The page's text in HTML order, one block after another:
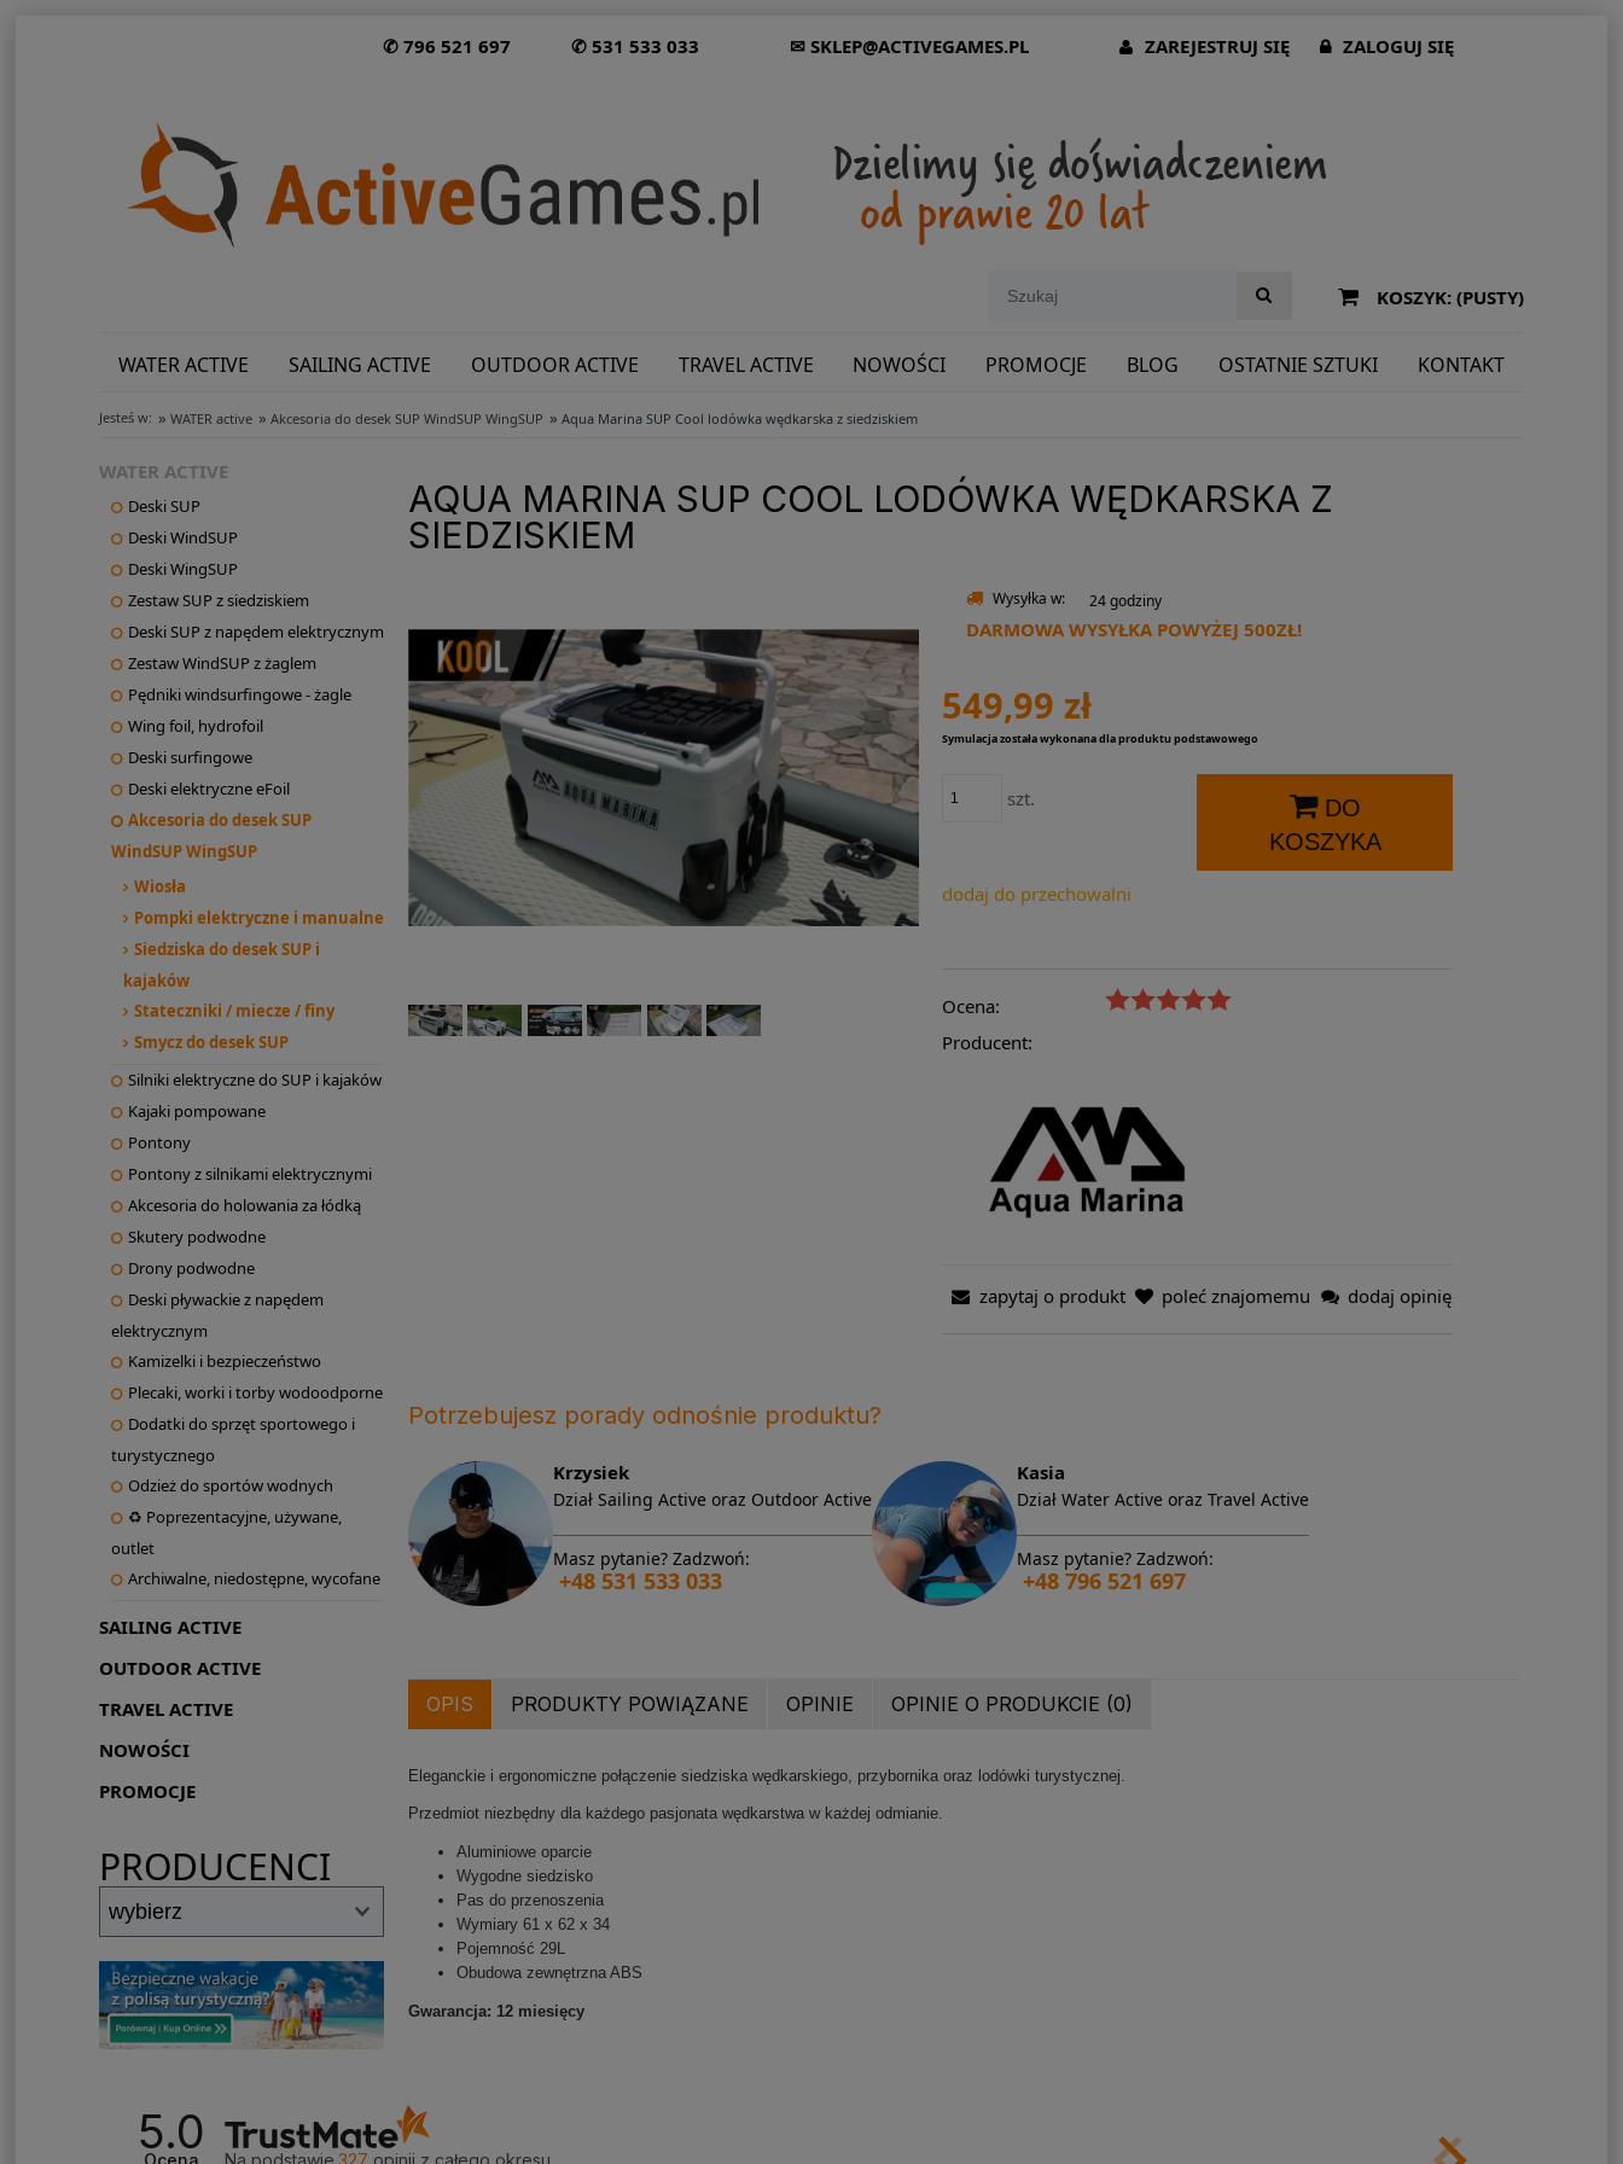
✆ 796 521 697 ✆ 531 533 033 ✉ SKLEP@ACTIVEGAMES.PL ZAREJESTRUJ SIĘ ZALOGUJ SIĘ
KOSZYK: (PUSTY)
WATER ACTIVE SAILING ACTIVE OUTDOOR ACTIVE TRAVEL ACTIVE NOWOŚCI PROMOCJE BLOG OSTATNIE SZTUKI KONTAKT
SHOWROOM: ODWIEDŹ NAS NA ŚLĄSKU!
Jesteś w: » WATER active » Akcesoria do desek SUP WindSUP WingSUP » Aqua Marina SUP Cool lodówka wędkarska z siedziskiem
WATER ACTIVE
Deski SUP
Deski WindSUP
Deski WingSUP
Zestaw SUP z siedziskiem
Deski SUP z napędem elektrycznym
Zestaw WindSUP z żaglem
Pędniki windsurfingowe - żagle
Wing foil, hydrofoil
Deski surfingowe
Deski elektryczne eFoil
Akcesoria do desek SUP
WindSUP WingSUP
Wiosła
Pompki elektryczne i manualne
Siedziska do desek SUP i
kajaków
Stateczniki / miecze / finy
Smycz do desek SUP
Silniki elektryczne do SUP i kajaków
Kajaki pompowane
Pontony
Pontony z silnikami elektrycznymi
Akcesoria do holowania za łódką
Skutery podwodne
Drony podwodne
Deski pływackie z napędem
elektrycznym
Kamizelki i bezpieczeństwo
Plecaki, worki i torby wodoodporne
Dodatki do sprzęt sportowego i
turystycznego
Odzież do sportów wodnych
♻ Poprezentacyjne, używane,
outlet
Archiwalne, niedostępne, wycofane
SAILING ACTIVE
OUTDOOR ACTIVE
TRAVEL ACTIVE
NOWOŚCI
PROMOCJE
PRODUCENCI
AQUA MARINA SUP COOL LODÓWKA WĘDKARSKA Z
SIEDZISKIEM
Wysyłka w: 24 godziny
DARMOWA WYSYŁKA POWYŻEJ 500ZŁ!
549,99 zł
Symulacja została wykonana dla produktu podstawowego
szt.
DO
KOSZYKA
dodaj do przechowalni
Ocena:
Producent:
zapytaj o produkt poleć znajomemu dodaj opinię
Potrzebujesz porady odnośnie produktu?
Krzysiek
Dział Sailing Active oraz Outdoor Active
Masz pytanie? Zadzwoń:
+48 531 533 033
Kasia
Dział Water Active oraz Travel Active
Masz pytanie? Zadzwoń:
+48 796 521 697
OPIS PRODUKTY POWIĄZANE OPINIE OPINIE O PRODUKCIE (0)
Eleganckie i ergonomiczne połączenie siedziska wędkarskiego, przybornika oraz lodówki turystycznej.
Przedmiot niezbędny dla każdego pasjonata wędkarstwa w każdej odmianie.
Aluminiowe oparcie
Wygodne siedzisko
Pas do przenoszenia
Wymiary 61 x 62 x 34
Pojemność 29L
Obudowa zewnętrzna ABS
Gwarancja: 12 miesięcy
5.0